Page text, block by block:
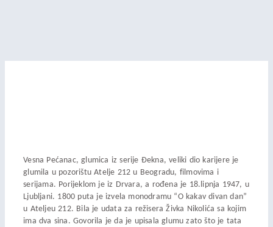
Vesna Pećanac, glumica iz serije Đekna, veliki dio karijere je
glumila u pozorištu Atelje 212 u Beogradu, filmovima i
serijama. Porijeklom je iz Drvara, a rođena je 18.lipnja 1947, u
Ljubljani. 1800 puta je izvela monodramu “O kakav divan dan”
u Ateljeu 212. Bila je udata za režisera Živka Nikolića sa kojim
ima dva sina. Govorila je da je upisala glumu zato što je tata